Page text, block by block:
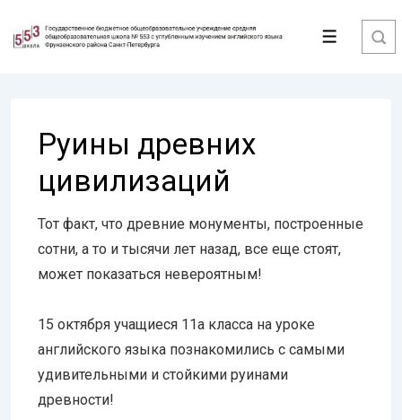
Перейти
Меню
Руины древних
цивилизаций
Тот факт, что древние монументы, построенные
сотни, а то и тысячи лет назад, все еще стоят,
может показаться невероятным!
15 октября учащиеся 11а класса на уроке
английского языка познакомились с самыми
удивительными и стойкими руинами
древности!